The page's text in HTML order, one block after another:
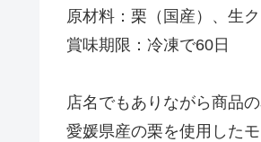
原材料：栗（国産）、生
賞味期限：冷凍で60日
店名でもありながら商品
愛媛県産の栗を使用したモ